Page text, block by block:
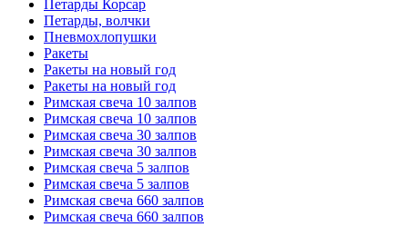
Петарды Корсар
Петарды, волчки
Пневмохлопушки
Ракеты
Ракеты на новый год
Ракеты на новый год
Римская свеча 10 залпов
Римская свеча 10 залпов
Римская свеча 30 залпов
Римская свеча 30 залпов
Римская свеча 5 залпов
Римская свеча 5 залпов
Римская свеча 660 залпов
Римская свеча 660 залпов